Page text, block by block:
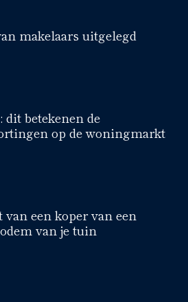
makelaars uitgelegd
betekenen de
op de woningmarkt
een koper van een
van je tuin